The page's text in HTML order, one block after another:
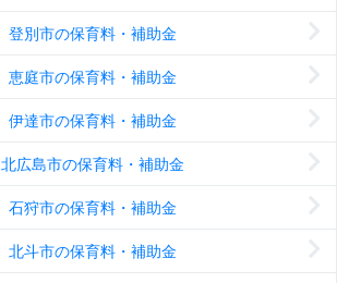
登別市の保育料・補助金
恵庭市の保育料・補助金
伊達市の保育料・補助金
北広島市の保育料・補助金
石狩市の保育料・補助金
北斗市の保育料・補助金